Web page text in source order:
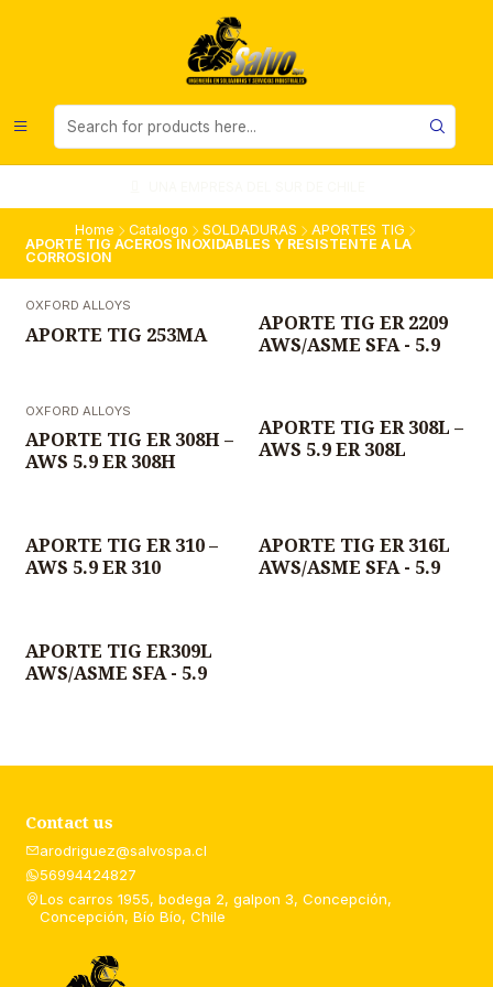
Home Catalogo SOLDADURAS
APORTES TIG
APORTE TIG ACEROS INOXIDABLES Y RESISTENTE A LA
CORROSION
OXFORD ALLOYS
APORTE TIG 253MA
APORTE TIG ER 2209
AWS/ASME SFA - 5.9
OXFORD ALLOYS
APORTE TIG ER 308H –
AWS 5.9 ER 308H
APORTE TIG ER 308L –
AWS 5.9 ER 308L
APORTE TIG ER 310 –
AWS 5.9 ER 310
APORTE TIG ER 316L
AWS/ASME SFA - 5.9
APORTE TIG ER309L
AWS/ASME SFA - 5.9
Contact us
arodriguez@salvospa.cl
56994424827
Los carros 1955, bodega 2, galpon 3, Concepción,
Concepción, Bío Bío, Chile